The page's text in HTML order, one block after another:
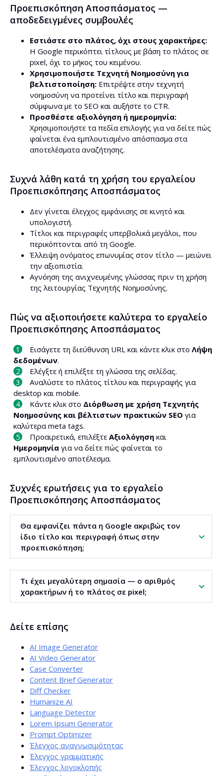
Προεπισκόπηση Αποσπάσματος —
αποδεδειγμένες συμβουλές
Εστιάστε στο πλάτος, όχι στους χαρακτήρες:
Η Google περικόπτει τίτλους με βάση το πλάτος σε
pixel, όχι το μήκος του κειμένου.
Χρησιμοποιήστε Τεχνητή Νοημοσύνη για
βελτιστοποίηση: Επιτρέψτε στην τεχνητή
νοημοσύνη να προτείνει τίτλο και περιγραφή
σύμφωνα με το SEO και αυξήστε το CTR.
Προσθέστε αξιολόγηση ή ημερομηνία:
Χρησιμοποιήστε τα πεδία επιλογής για να δείτε πώς
φαίνεται ένα εμπλουτισμένο απόσπασμα στα
αποτελέσματα αναζήτησης.
Συχνά λάθη κατά τη χρήση του εργαλείου
Προεπισκόπησης Αποσπάσματος
Δεν γίνεται έλεγχος εμφάνισης σε κινητό και
υπολογιστή.
Τίτλοι και περιγραφές υπερβολικά μεγάλοι, που
περικόπτονται από τη Google.
Έλλειψη ονόματος επωνυμίας στον τίτλο — μειώνει
την αξιοπιστία.
Αγνόηση της ανιχνευμένης γλώσσας πριν τη χρήση
της λειτουργίας Τεχνητής Νοημοσύνης.
Πώς να αξιοποιήσετε καλύτερα το εργαλείο
Προεπισκόπησης Αποσπάσματος
Εισάγετε τη διεύθυνση URL και κάντε κλικ στο Λήψη
δεδομένων.
Ελέγξτε ή επιλέξτε τη γλώσσα της σελίδας.
Αναλύστε το πλάτος τίτλου και περιγραφής για
desktop και mobile.
Κάντε κλικ στο Διόρθωση με χρήση Τεχνητής
Νοημοσύνης και βέλτιστων πρακτικών SEO για
καλύτερα meta tags.
Προαιρετικά, επιλέξτε Αξιολόγηση και
Ημερομηνία για να δείτε πώς φαίνεται το
εμπλουτισμένο αποτέλεσμα.
Συχνές ερωτήσεις για το εργαλείο
Προεπισκόπησης Αποσπάσματος
Θα εμφανίζει πάντα η Google ακριβώς τον
ίδιο τίτλο και περιγραφή όπως στην
προεπισκόπηση;
Όχι πάντα. Η Google μερικές φορές τροποποιεί τα meta
tags, αλλά η προεπισκόπηση σας επιτρέπει να τα
δημιουργείτε σύμφωνα με τις βέλτιστες πρακτικές,
αυξάνοντας τις πιθανότητες να εμφανιστούν έτσι.
Τι έχει μεγαλύτερη σημασία — ο αριθμός
χαρακτήρων ή το πλάτος σε pixel;
περιγραφές βάσει πλάτους και όχι αριθμού χαρακτήρων.
τίτλο και 920 px για την περιγραφή.
Δείτε επίσης
AI Image Generator
AI Video Generator
Case Converter
Content Brief Generator
Diff Checker
Humanize AI
Language Detector
Lorem Ipsum Generator
Prompt Optimizer
Έλεγχος αναγνωσιμότητας
Έλεγχος γραμματικής
Έλεγχος λογοκλοπής